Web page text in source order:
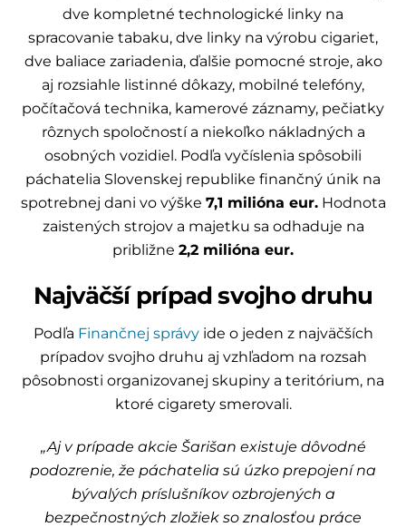
dve kompletné technologické linky na
spracovanie tabaku, dve linky na výrobu cigariet,
dve baliace zariadenia, ďalšie pomocné stroje, ako
aj rozsiahle listinné dôkazy, mobilné telefóny,
počítačová technika, kamerové záznamy, pečiatky
rôznych spoločností a niekoľko nákladných a
osobných vozidiel. Podľa vyčíslenia spôsobili
páchatelia Slovenskej republike finančný únik na
spotrebnej dani vo výške 7,1 milióna eur.Hodnota
zaistených strojov a majetku sa odhaduje na
približne 2,2 milióna eur.
Najväčší prípad svojho druhu
Podľa Finančnej správyide o jeden z najväčších
prípadov svojho druhu aj vzhľadom na rozsah
pôsobnosti organizovanej skupiny a teritórium, na
ktoré cigarety smerovali.
„Aj v prípade akcie Šarišan existuje dôvodné
podozrenie, že páchatelia sú úzko prepojení na
bývalých príslušníkov ozbrojených a
bezpečnostných zložiek so znalosťou práce